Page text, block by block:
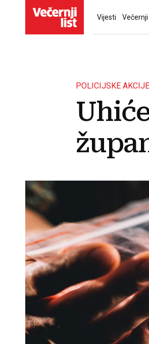
Vijesti
POLICIJSKE AKCIJE